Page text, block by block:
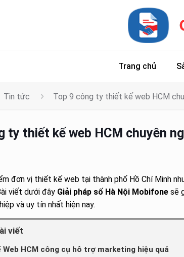
Trang chủ
Tin tức Top 9 công ty thiết kế web HCM
ty thiết kế web HCM chuyên
đơn vị thiết kế web tại thành phố Hồ Chí Minh
viết dưới đây Giải pháp số Hà Nội Mobifonesẽ
và uy tín nhất hiện nay.
viết
Web HCM công cụ hỗ trợ marketing hiệu quả